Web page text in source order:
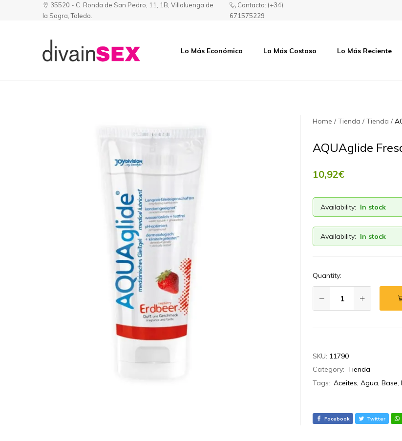
35520 - C. Ronda de San Pedro, 11, 1B, Villaluenga de
la Sagra, Toledo.
Contacto: (+34)
671575229
|Puede
Lo Más Económico Lo Más Costoso Lo Más Reciente
Home Tienda Tienda
AQUAglide
10,92€
Availability: In stock
Availability: In stock
Quantity:
SKU: 11790
Category: Tienda
Tags: Aceites,Agua,Base,
Facebook Twitter